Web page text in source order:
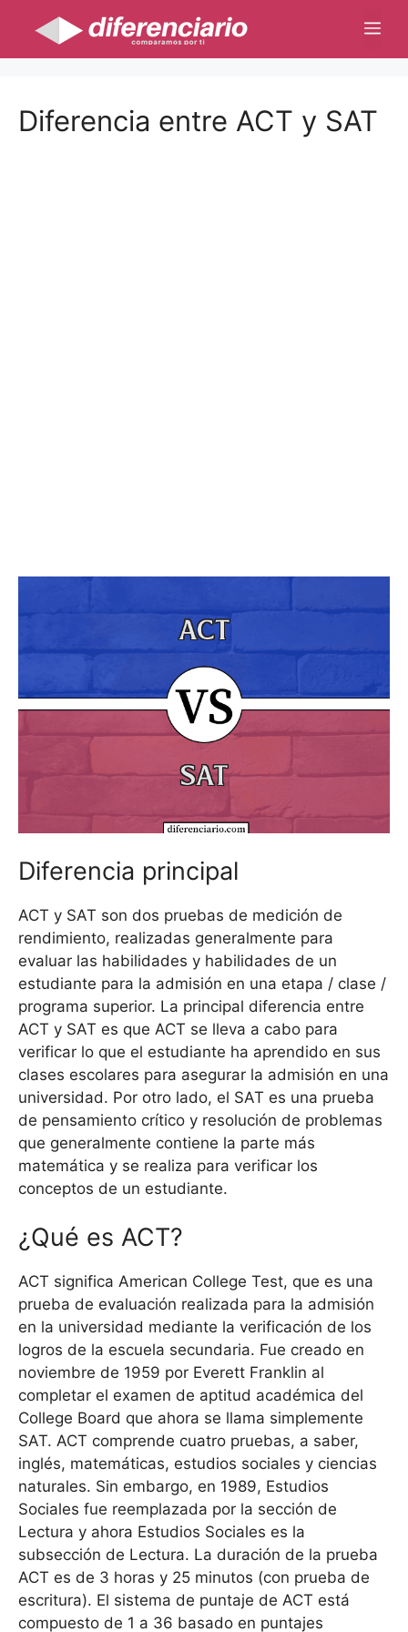
contenido
Diferencia entre ACT y SAT
Diferencia principal
ACT y SAT son dos pruebas de medición de
rendimiento, realizadas generalmente para
evaluar las habilidades y habilidades de un
estudiante para la admisión en una etapa / clase /
programa superior. La principal diferencia entre
ACT y SAT es que ACT se lleva a cabo para
verificar lo que el estudiante ha aprendido en sus
clases escolares para asegurar la admisión en una
universidad. Por otro lado, el SAT es una prueba
de pensamiento crítico y resolución de problemas
que generalmente contiene la parte más
matemática y se realiza para verificar los
conceptos de un estudiante.
¿Qué es ACT?
ACT significa American College Test, que es una
prueba de evaluación realizada para la admisión
en la universidad mediante la verificación de los
logros de la escuela secundaria. Fue creado en
noviembre de 1959 por Everett Franklin al
completar el examen de aptitud académica del
College Board que ahora se llama simplemente
SAT. ACT comprende cuatro pruebas, a saber,
inglés, matemáticas, estudios sociales y ciencias
naturales. Sin embargo, en 1989, Estudios
Sociales fue reemplazada por la sección de
Lectura y ahora Estudios Sociales es la
subsección de Lectura. La duración de la prueba
ACT es de 3 horas y 25 minutos (con prueba de
escritura). El sistema de puntaje de ACT está
compuesto de 1 a 36 basado en puntajes